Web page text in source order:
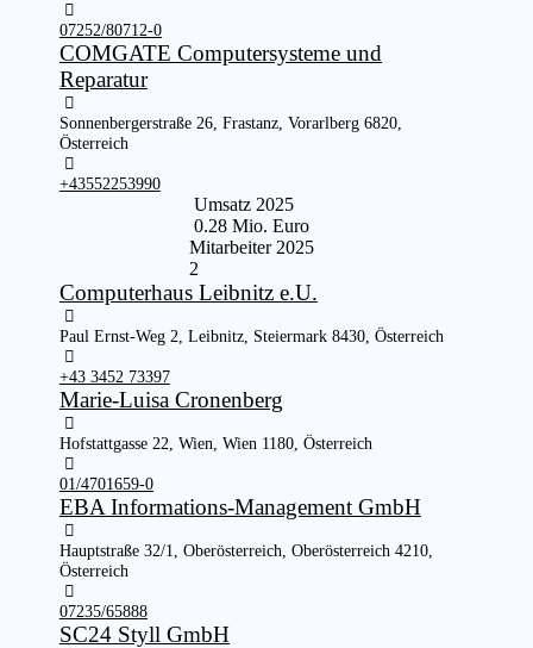
07252/80712-0
COMGATE Computersysteme und
Reparatur
Sonnenbergerstraße 26, Frastanz, Vorarlberg 6820,
Österreich
+43552253990
Umsatz 2025
0.28 Mio. Euro
Mitarbeiter 2025
2
Computerhaus Leibnitz e.U.
Paul Ernst-Weg 2, Leibnitz, Steiermark 8430, Österreich
+43 3452 73397
Marie-Luisa Cronenberg
Hofstattgasse 22, Wien, Wien 1180, Österreich
01/4701659-0
EBA Informations-Management GmbH
Hauptstraße 32/1, Oberösterreich, Oberösterreich 4210,
Österreich
07235/65888
SC24 Styll GmbH